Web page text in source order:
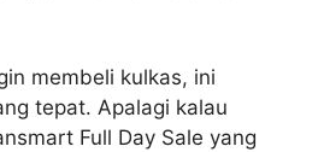
membeli kulkas, ini
tepat. Apalagi kalau
Full Day Sale yang